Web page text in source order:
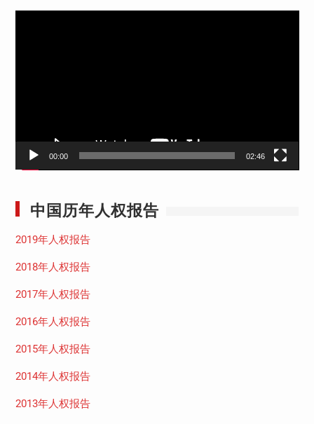
00:00 02:46
中国历年人权报告
2019年人权报告
2018年人权报告
2017年人权报告
2016年人权报告
2015年人权报告
2014年人权报告
2013年人权报告